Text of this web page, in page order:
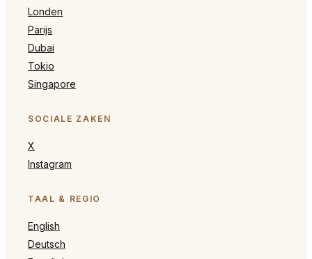
Londen
Parijs
Dubai
Tokio
Singapore
SOCIALE ZAKEN
X
Instagram
TAAL & REGIO
English
Deutsch